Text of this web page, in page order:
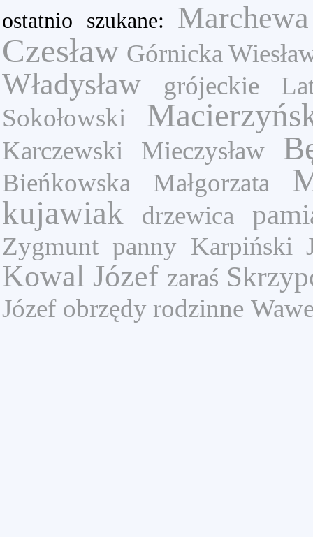
ostatnio szukane:
Czesław Górnicka
Władysław grójeckie
Sokołowski
Karczewski Mieczysław
Bieńkowska Małgorzata
kujawiak
drzewica
Zygmunt panny Karpiński
Kowal Józef zaraś
Józef obrzędy rodzinne